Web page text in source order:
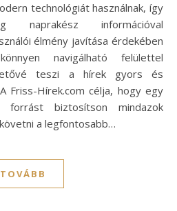
technológiát használnak, így
információval
élmény javítása érdekében
navigálható felülettel
teszi a hírek gyors és
Friss-Hírek.com célja, hogy egy
biztosítson mindazok
a legfontosabb…
TOVÁBB